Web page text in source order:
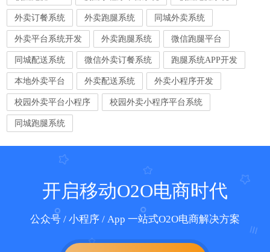
外卖订餐系统 外卖跑腿系统 同城外卖系统
外卖平台系统开发 外卖跑腿系统 微信跑腿平台
同城配送系统 微信外卖订餐系统 跑腿系统APP开发
本地外卖平台 外卖配送系统 外卖小程序开发
校园外卖平台小程序 校园外卖小程序平台系统
同城跑腿系统
开启移动O2O电商时代
公众号 / 小程序 / App 一站式O2O电商解决方案